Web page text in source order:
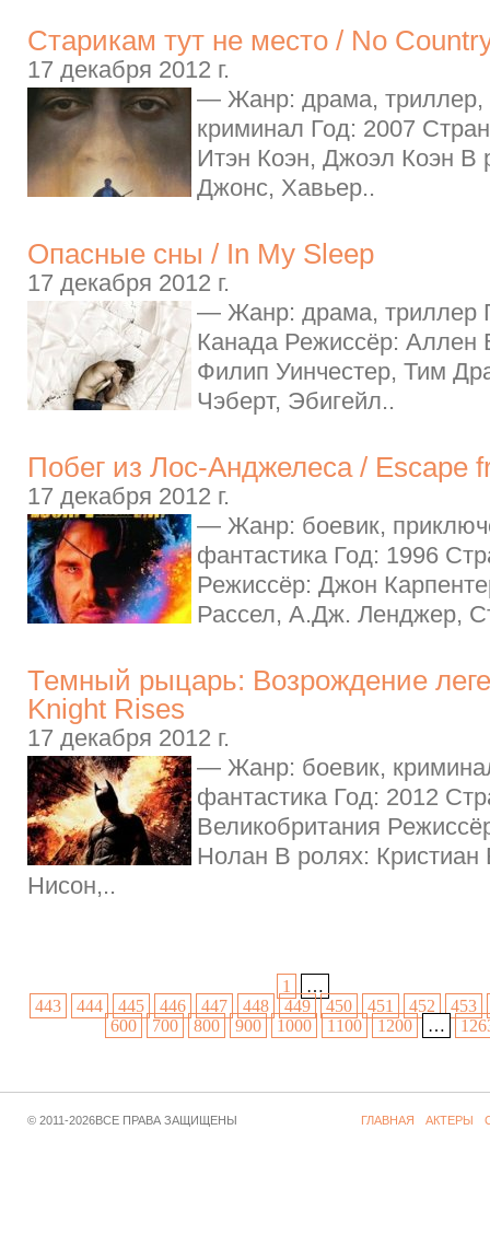
Старикам тут не место / No
17 декабря 2012 г.
— Жанр: драма, триллер,
криминал Год: 2007
Итэн Коэн, Джоэл Коэн В
Джонс, Хавьер..
Опасные сны / In My Sleep
17 декабря 2012 г.
— Жанр: драма, триллер
Канада Режиссёр:
Филип Уинчестер, Тим
Чэберт, Эбигейл..
Побег из Лос-Анджелеса / Escape
17 декабря 2012 г.
— Жанр: боевик,
фантастика Год: 1996
Режиссёр: Джон
Рассел, А.Дж. Ленджер,
Темный рыцарь: Возрождение
Knight Rises
17 декабря 2012 г.
— Жанр: боевик,
фантастика Год: 2012
Великобритания
Нолан В ролях:
Нисон,..
1
…
443
444 445 446 447 448 449 450 451 452
453
600
700 800 900 1000 1100 1200 …
© 2011-2026ВСЕ ПРАВА ЗАЩИЩЕНЫ ГЛАВНАЯ АКТЕРЫ